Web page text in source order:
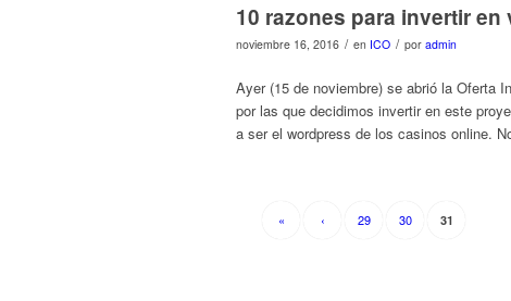
10 razones para invertir en
noviembre 16, 2016 / en ICO / por admin
Ayer (15 de noviembre) se abrió la Oferta
por las que decidimos invertir en este
a ser el wordpress de los casinos online.
« ‹ 29 30 31